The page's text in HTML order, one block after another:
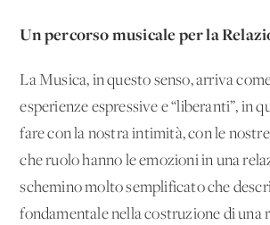
Un percorso musicale per la
La Musica, in questo senso, arriva
esperienze espressive e “liberanti”, in
fare con la nostra intimità, con le
che ruolo hanno le emozioni in una
schemino molto semplificato che
fondamentale nella costruzione di una